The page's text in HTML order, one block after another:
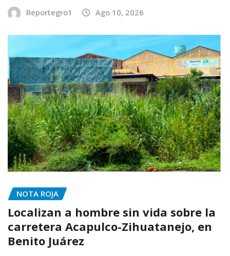
Reportegro1 Ago 10, 2026
NOTA ROJA
Localizan a hombre sin vida sobre la
carretera Acapulco-Zihuatanejo, en
Benito Juárez